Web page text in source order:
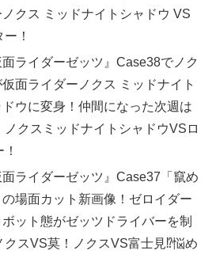
ノクス ミッドナイトシャドウ VS
！
面ライダーゼッツ』Case38でノク
仮面ライダーノクス ミッドナイト
ドウに変身！仲間になった次週は
クスミッドナイトシャドウVSロ
面ライダーゼッツ』Case37「竄め
の場面カット新画像！ゼロイダー
ット態がゼッツドライバーを制
クスVS莫！ノクスVS富士見⁉悩め